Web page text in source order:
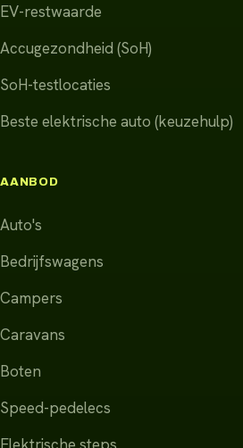
EV-restwaarde
Accugezondheid (SoH)
SoH-testlocaties
Beste elektrische auto (keuzehulp)
AANBOD
Auto's
Bedrijfswagens
Campers
Caravans
Boten
Speed-pedelecs